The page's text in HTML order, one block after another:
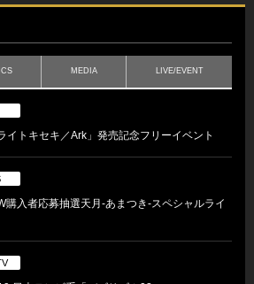
MEDIA LIVE/EVENT
イトキセキ／Ark」発売記念フリーイベント
購入者応募抽選天月-あまつき-スペシャルライ